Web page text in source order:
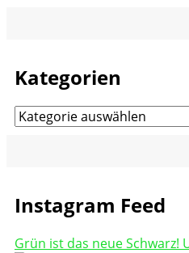
Kategorien
Kategorien
Instagram Feed
Grün ist das neue Schwarz!